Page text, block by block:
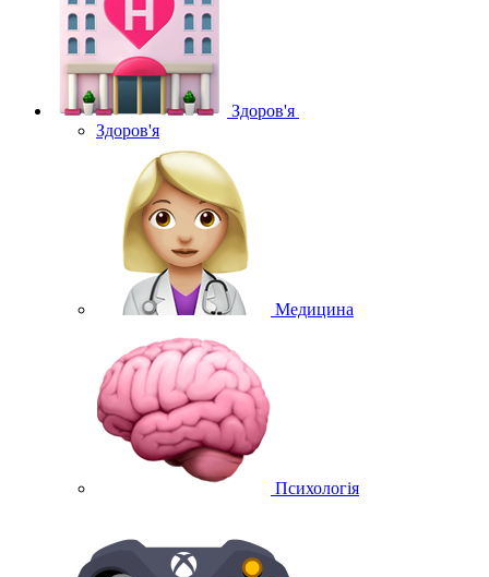
Здоров'я
Здоров'я
Медицина
Психологія